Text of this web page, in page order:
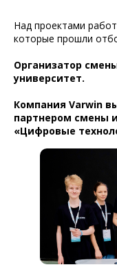
Над проектами
которые прошли
Организатор
университет.
Компания Varwin
партнером смены
«Цифровые